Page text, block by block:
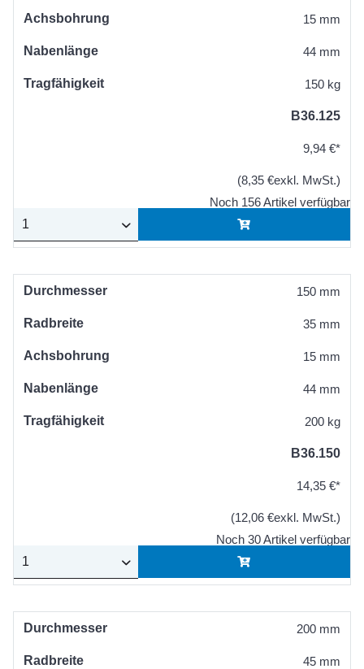
Achsbohrung 15 mm
Nabenlänge 44 mm
Tragfähigkeit 150 kg
B36.125
9,94 €*
(8,35 €exkl. MwSt.)
Noch 156 Artikel verfügbar
Durchmesser 150 mm
Radbreite 35 mm
Achsbohrung 15 mm
Nabenlänge 44 mm
Tragfähigkeit 200 kg
B36.150
14,35 €*
(12,06 €exkl. MwSt.)
Noch 30 Artikel verfügbar
Durchmesser 200 mm
Radbreite 45 mm